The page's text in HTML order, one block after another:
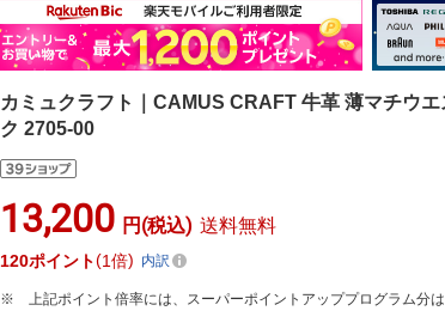
カミュクラフト｜CAMUS CRAFT 牛革 薄マチウ
ク 2705-00
13,200 円(税込) 送料無料
120ポイント 1倍 内訳
上記ポイント倍率には、スーパーポイントアッププログラム分